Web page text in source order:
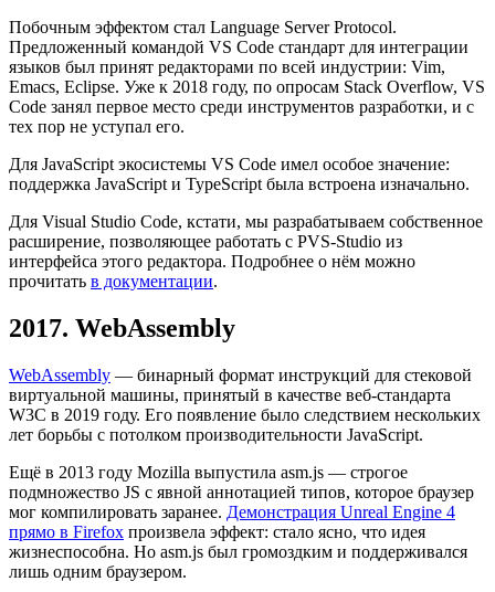
Побочным эффектом стал Language Server Protocol.
Предложенный командой VS Code стандарт для интеграции
языков был принят редакторами по всей индустрии: Vim,
Emacs, Eclipse. Уже к 2018 году, по опросам Stack Overflow, VS
Code занял первое место среди инструментов разработки, и с
тех пор не уступал его.
Для JavaScript экосистемы VS Code имел особое значение:
поддержка JavaScript и TypeScript была встроена изначально.
Для Visual Studio Code, кстати, мы разрабатываем собственное
расширение, позволяющее работать с PVS-Studio из
интерфейса этого редактора. Подробнее о нём можно
прочитать в документации.
2017. WebAssembly
WebAssembly — бинарный формат инструкций для стековой
виртуальной машины, принятый в качестве веб-стандарта
W3C в 2019 году. Его появление было следствием нескольких
лет борьбы с потолком производительности JavaScript.
Ещё в 2013 году Mozilla выпустила asm.js — строгое
подмножество JS с явной аннотацией типов, которое браузер
мог компилировать заранее. Демонстрация Unreal Engine 4
прямо в Firefox произвела эффект: стало ясно, что идея
жизнеспособна. Но asm.js был громоздким и поддерживался
лишь одним браузером.